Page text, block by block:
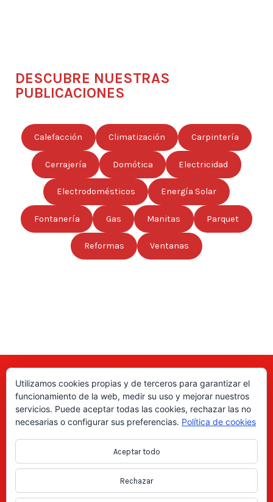
DESCUBRE NUESTRAS
PUBLICACIONES
Calefacción Climatización Carpintería
Cerrajería Domótica Electricidad
Electrodomésticos Energía Solar
Fontanería Gas Manitas Parquet
Reformas Ventanas
Aquí puede encontrar las direcciones de empresas, autónomos,
fabricantes locales, asociaciones, etc; de todo el país. ¡Valore sus
productos y servicios para ayudar a los usuarios a tomar la decisión
ofertas de trabajo y empleo que se anuncian en el directorio y
consiga trabajos según le interese, en los anuncios locales.
Copyright Directorio Mahico Soluciones © 2021. Todos los derechos
reservados -Aviso legal|Política de privacidad|Cookies
Utilizamos cookies propias y de terceros para garantizar el
funcionamiento de la web, medir su uso y mejorar nuestros
servicios. Puede aceptar todas las cookies, rechazar las no
necesarias o configurar sus preferencias. Política de cookies
Aceptar todo
Rechazar